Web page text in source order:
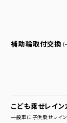
補助輪取付交換
こども乗せレイ
一般車に子供乗せレイン